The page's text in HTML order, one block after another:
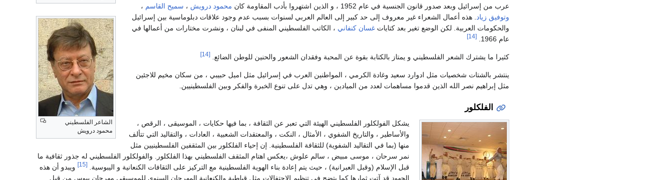
الشاعر الفلسطيني
محمود درويش
عرب من إسرائيل وبعد صدور قانون الجنسية في عام 1952 ، و الذين اشتهروا بأدب المقاومة كان
محمود درويش ، سميح القاسم ،
وتوفيق زياد
. هذه أعمال الشعراء غير معروف إلى حد كبير إلى العالم العربي لسنوات بسبب عدم وجود علاقات دبلوماسية بين إسرائيل
والحكومات العربية. لكن الوضع تغير بعد كتايات غسان كنفاني ، الكاتب الفلسطيني المنفى في لبنان ، ونشرت مختارات من أعمالها في
عام 1966.
[14]
كثيرا ما يشترك الشعر الفلسطيني و يمتاز بالكتابة بقوة عن المحبة وفقدان الشعور والحنين للوطن الضائع. [14]
ينتشر بالشتات شخصيات مثل ادوارد سعيد وغادة الكرمي ، المواطنين العرب في إسرائيل مثل اميل حبيبي ، من سكان مخيم للاجئين
مثل إبراهيم نصر الله الذين قدموا مساهمات لعدد من الميادين ، وهي تدل على تنوع الخبرة والفكر وبين الفلسطينيين.
الفلكلور
يشكل الفولكلور الفلسطيني الهيئة التي تعبر عن الثقافة ، بما فيها حكايات ، الموسيقى ، الرقص ،
والأساطير ، والتاريخ الشفوي ، الأمثال ، النكت ، والمعتقدات الشعبية ، العادات ، والتقاليد التي تتألف
منها (بما في التقاليد الشفوية) للثقافة الفلسطينية. إن إحياء الفلكلور بين المثقفين الفلسطينيين مثل
نمر سرحان ، موسى مبيض ، سالم علوش ،يعكس اهتام المثقف الفلسطيني بهذا الفلكلور. والفولكلور الفلسطيني له جذور ثقافية ما
قبل الإسلام (وقبل العبرانية) ، حيث يتم إعادة بناء الهوية الفلسطينية مع التركيز على الثقافات الكنعانية و اليبوسية.
[15]
ويبدو أن هذه
الجهود قد آتت ثمارها كما يتضح في تنظيم الاحتفالات مثل قباطية والكنعانية المهرجان السنوي للموسيقى مهرجان يبوس من قبل